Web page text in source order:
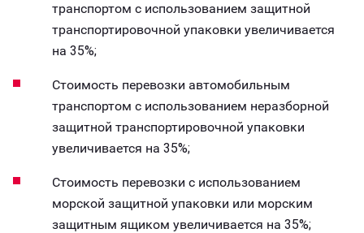
транспортом с использованием защитной
транспортировочной упаковки увеличивается
на 35%;
Стоимость перевозки автомобильным
транспортом с использованием неразборной
защитной транспортировочной упаковки
увеличивается на 35%;
Стоимость перевозки с использованием
морской защитной упаковки или морским
защитным ящиком увеличивается на 35%;